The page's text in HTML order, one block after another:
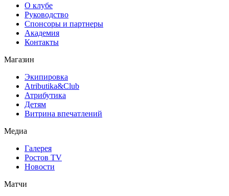
О клубе
Руководство
Спонсоры и партнеры
Академия
Контакты
Магазин
Экипировка
Atributika&Club
Атрибутика
Детям
Витрина впечатлений
Медиа
Галерея
Ростов TV
Новости
Матчи